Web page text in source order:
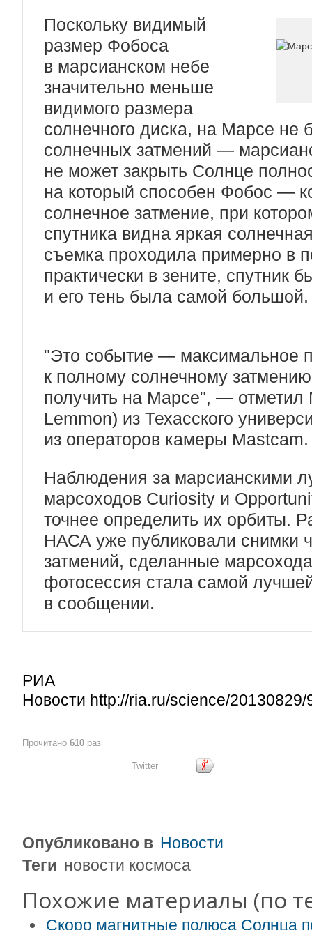
Поскольку видимый
размер Фобоса
в марсианском небе
значительно меньше
видимого размера
солнечного диска, на Марсе не
солнечных затмений —
не может закрыть Солнце
на который способен Фобос —
солнечное затмение, при
спутника видна яркая
съемка проходила примерно в
практически в зените, спутник
и его тень была самой большой.
"Это событие — максимальное
к полному солнечному
получить на Марсе", —
Lemmon) из Техасского
из операторов камеры Mastcam.
Наблюдения за марсианскими
марсоходов Curiosity и
точнее определить их орбиты.
НАСА уже публиковали снимки
затмений, сделанные
фотосессия стала самой
в сообщении.
РИА
Новости http://ria.ru/science/
Прочитано 610 раз
Twitter
Опубликовано в Новости
Теги новости космоса
Похожие материалы (по
Скоро магнитные полюса Солнца